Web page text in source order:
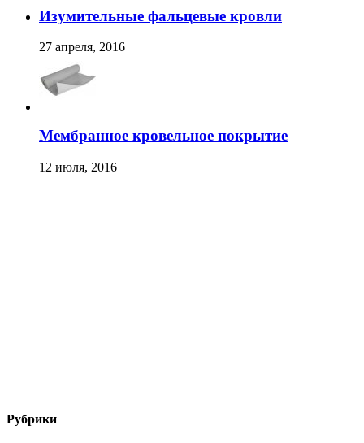
Изумительные фальцевые кровли
27 апреля, 2016
Мембранное кровельное покрытие
12 июля, 2016
Рубрики